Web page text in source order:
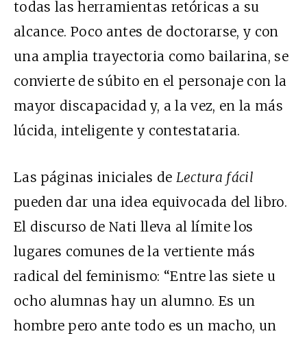
todas las herramientas retóricas a su
alcance. Poco antes de doctorarse, y con
una amplia trayectoria como bailarina, se
convierte de súbito en el personaje con la
mayor discapacidad y, a la vez, en la más
lúcida, inteligente y contestataria.
Las páginas iniciales de Lectura fácil
pueden dar una idea equivocada del libro.
El discurso de Nati lleva al límite los
lugares comunes de la vertiente más
radical del feminismo: “Entre las siete u
ocho alumnas hay un alumno. Es un
hombre pero ante todo es un macho, un